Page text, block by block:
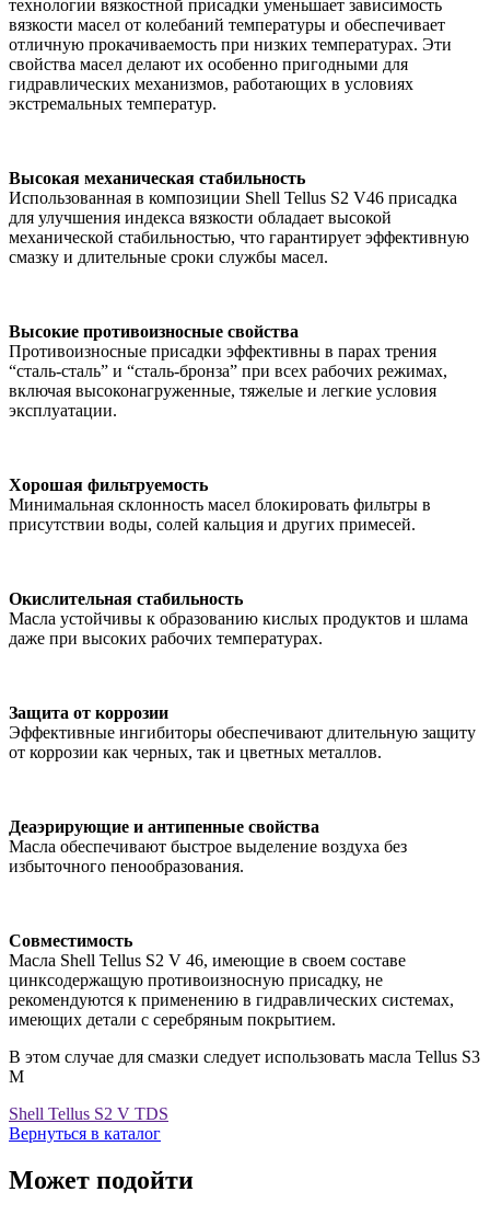
технологии вязкостной присадки уменьшает зависимость
вязкости масел от колебаний температуры и обеспечивает
отличную прокачиваемость при низких температурах. Эти
свойства масел делают их особенно пригодными для
гидравлических механизмов, работающих в условиях
экстремальных температур.
Высокая механическая стабильность
Использованная в композиции Shell Tellus S2 V46 присадка
для улучшения индекса вязкости обладает высокой
механической стабильностью, что гарантирует эффективную
смазку и длительные сроки службы масел.
Высокие противоизносные свойства
Противоизносные присадки эффективны в парах трения
“сталь-сталь” и “сталь-бронза” при всех рабочих режимах,
включая высоконагруженные, тяжелые и легкие условия
эксплуатации.
Хорошая фильтруемость
Минимальная склонность масел блокировать фильтры в
присутствии воды, солей кальция и других примесей.
Окислительная стабильность
Масла устойчивы к образованию кислых продуктов и шлама
даже при высоких рабочих температурах.
Защита от коррозии
Эффективные ингибиторы обеспечивают длительную защиту
от коррозии как черных, так и цветных металлов.
Деаэрирующие и антипенные свойства
Масла обеспечивают быстрое выделение воздуха без
избыточного пенообразования.
Совместимость
Масла Shell Tellus S2 V 46, имеющие в своем составе
цинксодержащую противоизносную присадку, не
рекомендуются к применению в гидравлических системах,
имеющих детали с серебряным покрытием.
В этом случае для смазки следует использовать масла Tellus S3
M
Shell Tellus S2 V TDS
Вернуться в каталог
Может подойти